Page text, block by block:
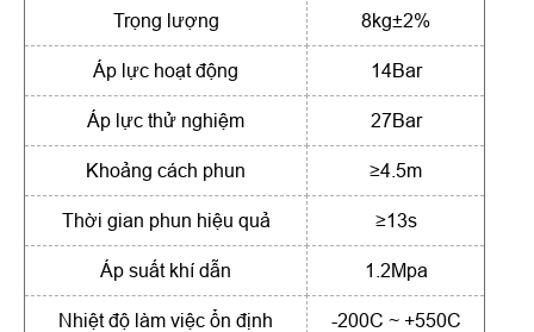
Trọng lượng 8kg±2%
Áp lực hoạt động 14Bar
Áp lực thử nghiệm 27Bar
Khoảng cách phun ≥4.5m
Thời gian phun hiệu quả ≥13s
Áp suất khí dẫn 1.2Mpa
Nhiệt độ làm việc ổn định -200C ~ +550C